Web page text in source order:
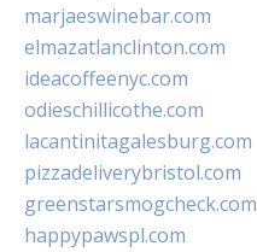
marjaeswinebar.com
elmazatlanclinton.com
ideacoffeenyc.com
odieschillicothe.com
lacantinitagalesburg.com
pizzadeliverybristol.com
greenstarsmogcheck.com
happypawspl.com